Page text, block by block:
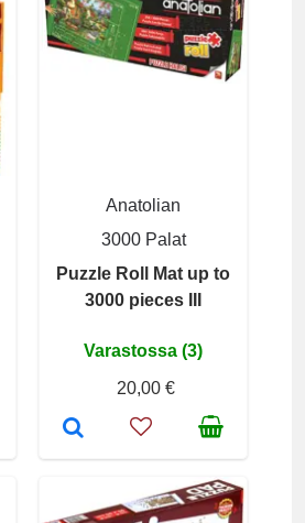
Anatolian
3000 Palat
Puzzle Roll Mat up to
3000 pieces III
Varastossa (3)
20,00 €